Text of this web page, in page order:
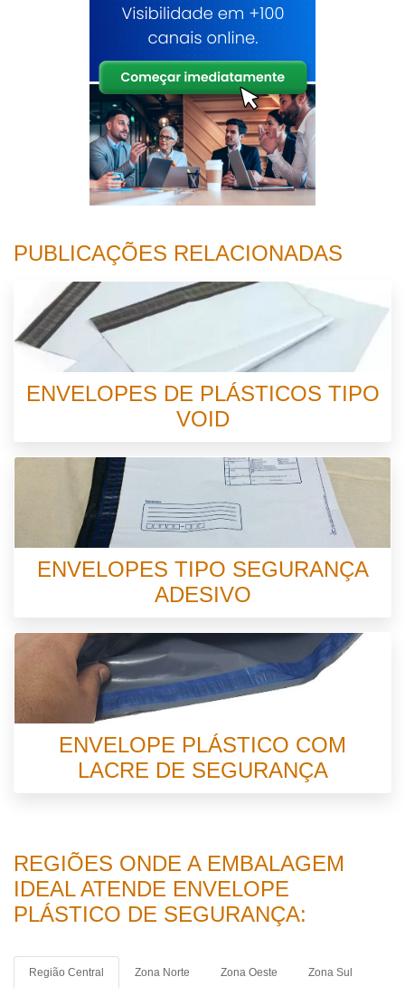
PUBLICAÇÕES RELACIONADAS
ENVELOPES DE PLÁSTICOS TIPO
VOID
ENVELOPES TIPO SEGURANÇA
ADESIVO
ENVELOPE PLÁSTICO COM
LACRE DE SEGURANÇA
REGIÕES ONDE A EMBALAGEM
IDEAL ATENDE ENVELOPE
PLÁSTICO DE SEGURANÇA:
Região Central Zona Norte Zona Oeste Zona Sul